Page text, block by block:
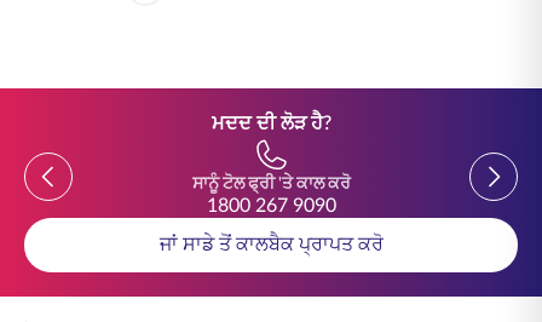
ਮਦਦ ਦੀ ਲੋੜ ਹੈ?
Previous
ਸਾਨੂੰ ਟੋਲ ਫ੍ਰੀ 'ਤੇ ਕਾਲ ਕਰੋ
1800 267 9090
Previous
ਜਾਂ ਸਾਡੇ ਤੋਂ ਕਾਲਬੈਕ ਪ੍ਰਾਪਤ ਕਰੋ